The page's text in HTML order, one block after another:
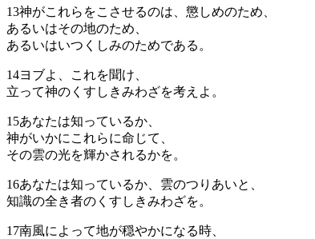
13神がこれらをこさせるのは、懲しめのため、
あるいはその地のため、
あるいはいつくしみのためである。
14ヨブよ、これを聞け、
立って神のくすしきみわざを考えよ。
15あなたは知っているか、
神がいかにこれらに命じて、
その雲の光を輝かされるかを。
16あなたは知っているか、雲のつりあいと、
知識の全き者のくすしきみわざを。
17南風によって地が穏やかになる時、